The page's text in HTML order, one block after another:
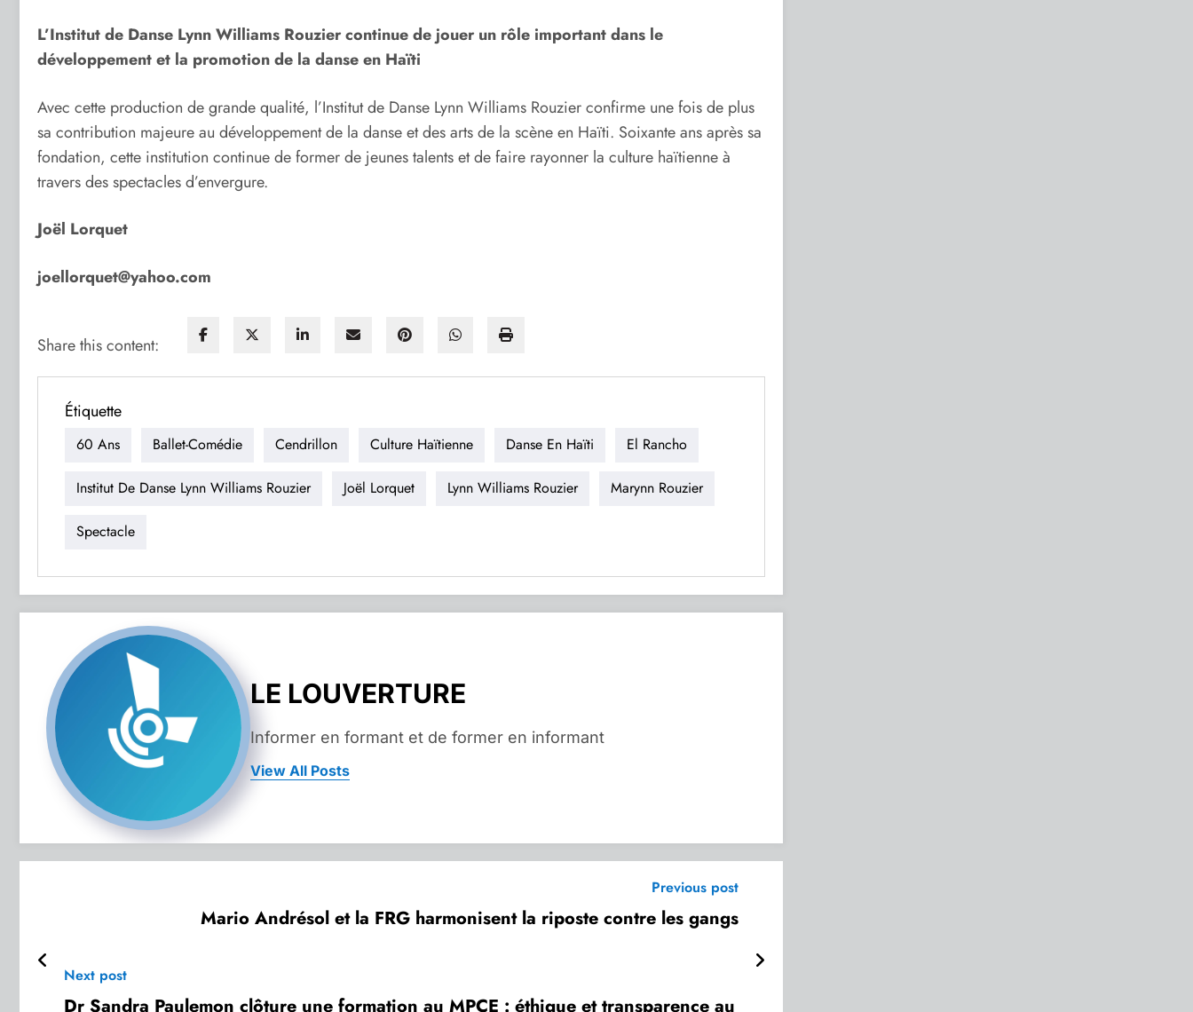
L’Institut de Danse Lynn Williams Rouzier continue de jouer un rôle important dans le
développement et la promotion de la danse en Haïti
Avec cette production de grande qualité, l’Institut de Danse Lynn Williams Rouzier confirme une fois de plus
sa contribution majeure au développement de la danse et des arts de la scène en Haïti. Soixante ans après sa
fondation, cette institution continue de former de jeunes talents et de faire rayonner la culture haïtienne à
travers des spectacles d’envergure.
Joël Lorquet
joellorquet@yahoo.com
Share this content:
Étiquette
60 Ans Ballet-Comédie Cendrillon Culture Haïtienne Danse En Haïti El Rancho
Institut De Danse Lynn Williams Rouzier Joël Lorquet Lynn Williams Rouzier Marynn Rouzier
Spectacle
LE LOUVERTURE
Informer en formant et de former en informant
View All Posts
Previous post
Mario Andrésol et la FRG harmonisent la riposte contre les gangs
Next post
Dr Sandra Paulemon clôture une formation au MPCE : éthique et transparence au